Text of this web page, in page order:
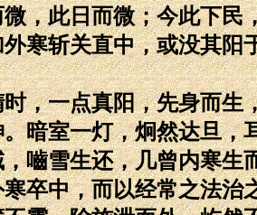
，此日而微；今此下
寒斩关直中，或没其
一点真阳，先身而生
暗室一灯，炯然达旦
嚙雪生还，几曾内寒
卒中，而以经常之法